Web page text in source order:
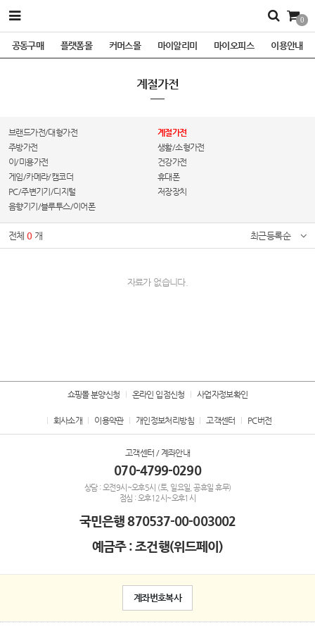
0
공동구매 플랫폼몰 커머스몰 마이알리미 마이오피스 이용안내
계절가전
브랜드가전/대형가전
계절가전
주방가전
생활/소형가전
이/미용가전
건강가전
게임/카메라/캠코더
휴대폰
PC/주변기기/디지털
저장장치
음향기기/블루투스/이어폰
전체0개 최근등록순
자료가 없습니다.
쇼핑몰 분양신청 온라인 입점신청 사업자정보확인
회사소개 이용약관 개인정보처리방침 고객센터 PC버전
고객센터 / 계좌안내
070-4799-0290
상담 : 오전9시~오후5시 (토, 일요일, 공휴일 휴무)
점심 : 오후12시~오후1시
국민은행870537-00-003002
예금주 : 조건행(위드페이)
계좌번호복사